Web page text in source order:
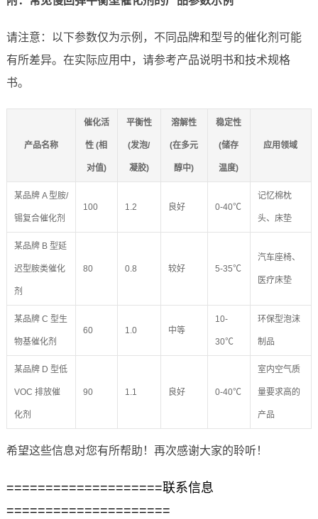
请注意：以下参数仅为示例，不同品牌和型号的催化剂可能
有所差异。在实际应用中，请参考产品说明书和技术规格
书。
产品名称
催化活
性 (相
对值)
平衡性
(发泡/
凝胶)
溶解性
(在多元
醇中)
稳定性
(储存
温度)
应用领域
某品牌 A 型胺/
锡复合催化剂
100 1.2 良好 0-40℃
记忆棉枕
头、床垫
某品牌 B 型延
迟型胺类催化
剂
80 0.8 较好 5-35℃
汽车座椅、
医疗床垫
某品牌 C 型生
物基催化剂
60 1.0 中等
10-
30℃
环保型泡沫
制品
某品牌 D 型低
VOC 排放催
化剂
90 1.1 良好 0-40℃
室内空气质
量要求高的
产品
希望这些信息对您有所帮助！再次感谢大家的聆听！
====================联系信息
=====================